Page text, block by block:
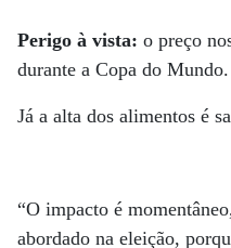
Perigo à vista: o preço
durante a Copa do Mundo.
Já a alta dos alimentos é
“O impacto é
abordado na eleição,